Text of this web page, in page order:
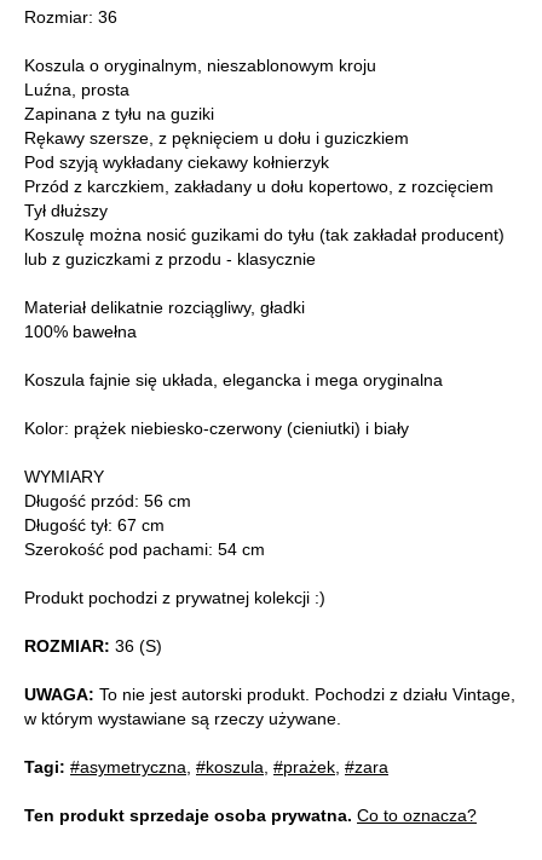
Rozmiar: 36
Koszula o oryginalnym, nieszablonowym kroju
Luźna, prosta
Zapinana z tyłu na guziki
Rękawy szersze, z pęknięciem u dołu i guziczkiem
Pod szyją wykładany ciekawy kołnierzyk
Przód z karczkiem, zakładany u dołu kopertowo, z rozcięciem
Tył dłuższy
Koszulę można nosić guzikami do tyłu (tak zakładał producent)
lub z guziczkami z przodu - klasycznie
Materiał delikatnie rozciągliwy, gładki
100% bawełna
Koszula fajnie się układa, elegancka i mega oryginalna
Kolor: prążek niebiesko-czerwony (cieniutki) i biały
WYMIARY
Długość przód: 56 cm
Długość tył: 67 cm
Szerokość pod pachami: 54 cm
Produkt pochodzi z prywatnej kolekcji :)
ROZMIAR: 36 (S)
UWAGA: To nie jest autorski produkt. Pochodzi z działu Vintage,
w którym wystawiane są rzeczy używane.
Tagi: #asymetryczna #koszula #prażek #zara
Ten produkt sprzedaje osoba prywatna. Co to oznacza?